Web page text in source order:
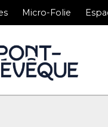
Micro-Folie